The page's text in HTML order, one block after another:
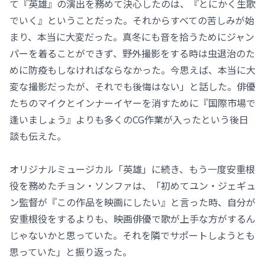
て『英雄』の演出を務めて決心したのは、『とにかく生歌
でいく』ということだった。それからすべての苦しみが始
まり、本当に大変だった。真冬にも音を拾うためにジャン
パーを着ることができず、野外撮影をする時は虫退治のた
めに防疫もしなければならなかった。今思えば、本当に大
変な撮影だったが、それでも後悔はない」と話した。俳優
たちのマイクとインナーイヤーを消すために『国際市場で
逢いましょう』よりも多くのCG作業が入ったという後日
談も伝えた。
オリジナルミュージカル「英雄」に続き、もう一度安重根
役を務めたチョン・ソンファは、「初めてユン・ジェギュ
ン監督が『この作品を映画にしたい』と言った時、自分が
安重根役をするよりも、映画俳優で歌が上手な方がするん
じゃないかと思っていた。それを隣でサポートしようとも
思っていた」と振り返った。